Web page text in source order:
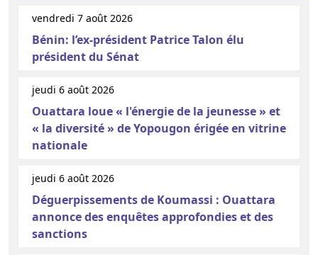
vendredi 7 août 2026
Bénin: l’ex-président Patrice Talon élu
président du Sénat
jeudi 6 août 2026
Ouattara loue « l'énergie de la jeunesse » et
« la diversité » de Yopougon érigée en vitrine
nationale
jeudi 6 août 2026
Déguerpissements de Koumassi : Ouattara
annonce des enquêtes approfondies et des
sanctions